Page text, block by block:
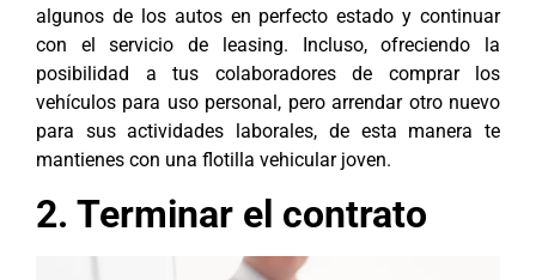
algunos de los autos en perfecto estado y continuar
con el servicio de leasing. Incluso, ofreciendo la
posibilidad a tus colaboradores de comprar los
vehículos para uso personal, pero arrendar otro nuevo
para sus actividades laborales, de esta manera te
mantienes con una flotilla vehicular joven.
2. Terminar el contrato